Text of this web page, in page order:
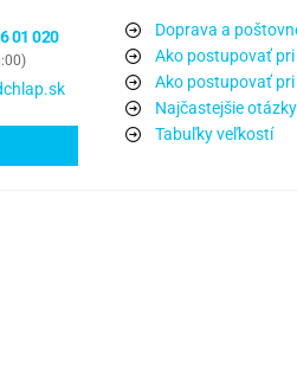
01 020
Doprava a
Ako postupovať
Ako postupovať
Najčastejšie otázky
Tabuľky veľkostí